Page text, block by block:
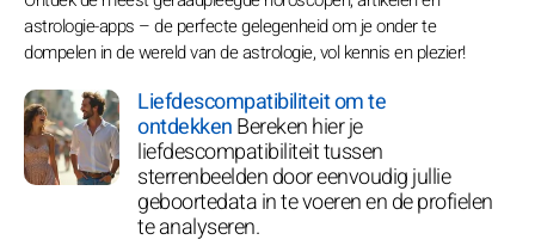
astrologie-apps – de perfecte gelegenheid om je onder te
dompelen in de wereld van de astrologie, vol kennis en plezier!
Liefdescompatibiliteit om te
ontdekkenBereken hier je
liefdescompatibiliteit tussen
sterrenbeelden door eenvoudig jullie
geboortedata in te voeren en de profielen
te analyseren.